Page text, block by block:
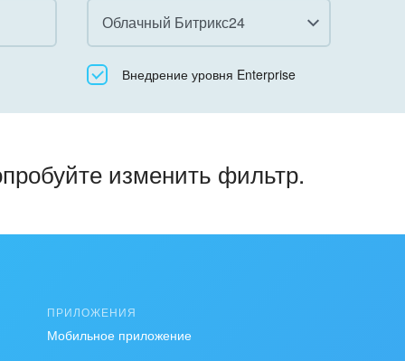
Облачный Битрикс24
ВсеВнедрение уровня Enterprise
изменить фильтр.
ПРИЛОЖЕНИЯ
Мобильное приложение